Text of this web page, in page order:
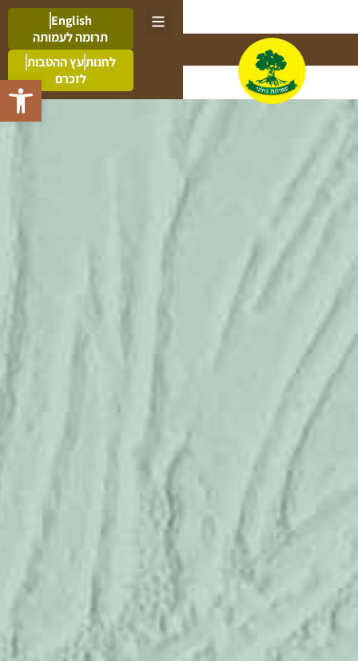
פתח
English
תרומה לעמותה
לחנותעץ ההטבות
לזכרם